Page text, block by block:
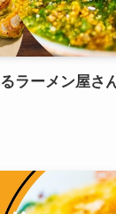
ラーメン屋さ